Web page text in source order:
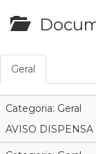
Geral
Categoria: Geral
AVISO DISPENSA